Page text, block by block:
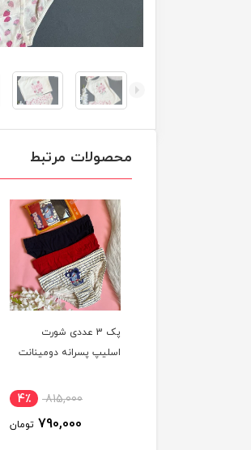
محصولات مرتبط
پک 3 عددی زیرپوش
پسرانه دومینانت
ناموجود